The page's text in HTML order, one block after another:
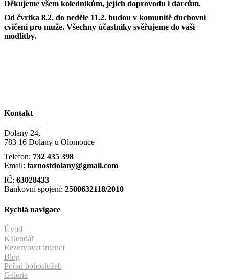
Děkujeme všem koledníkům, jejich doprovodu i dárcům.
Od čvrtka 8.2. do neděle 11.2. budou v komunitě duchovní
cvičení pro muže. Všechny účastníky svěřujeme do vaší
modlitby.
Kontakt
Dolany 24,
783 16 Dolany u Olomouce
Telefon: 732 435 398
Email: farnostdolany@gmail.com
IČ: 63028433
Bankovní spojení: 2500632118/2010
Rychlá navigace
Úvod
Kalendář
Rezervovat intenci
Blog
Pořad bohoslužeb
Galerie